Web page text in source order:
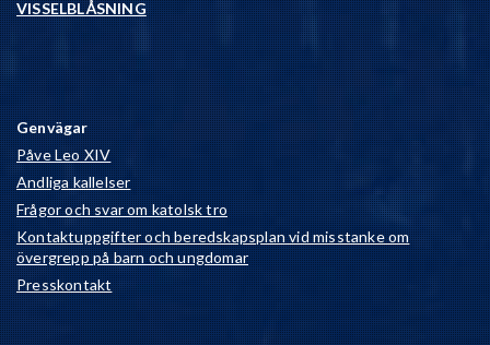
VISSELBLÅSNING
Genvägar
Påve Leo XIV
Andliga kallelser
Frågor och svar om katolsk tro
Kontaktuppgifter och beredskapsplan vid misstanke om
övergrepp på barn och ungdomar
Presskontakt